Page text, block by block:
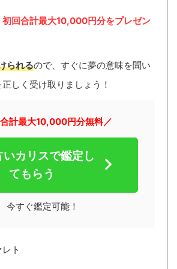
初回合計最大10,000円分をプレゼン
られるので、すぐに夢の意味を聞い
しく受け取りましょう！
計最大10,000円分無料／
いカリスで鑑定し
てもらう
今すぐ鑑定可能！
ト